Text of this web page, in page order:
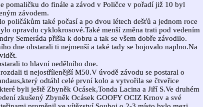
pomaličku do finále a závod v Poličce v pořadí již 10 byl
závodem.
poličákům také počasí a po dvou létech dešťů a jednom roce
opravdu cyklokrosové.Také menší změna trati pod vedením
Semeráda přišla k dobru a tak se všem dobře závodilo.
dne obstarali ti nejmenší a také tady se bojovalo naplno.Na
to hlavní nedělního dne.
ti nejostřílenější M50.V úvodě závodu se postaral o
odtáhl celé první kolo a vytvořila se čtveřice
byli ještě Zbyněk Ocásek,Tonda Lacina a Jiří S.Ve druhém
zkušený Zbyněk Ocásek GOOFY OCIZ Krnov a své